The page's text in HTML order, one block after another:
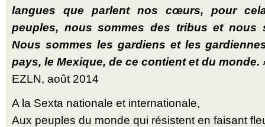
langues que parlent nos cœurs, pour
peuples, nous sommes des tribus et nous
Nous sommes les gardiens et les
pays, le Mexique, de ce contient et du monde.
EZLN, août 2014
A la Sexta nationale et internationale,
Aux peuples du monde qui résistent en faisant